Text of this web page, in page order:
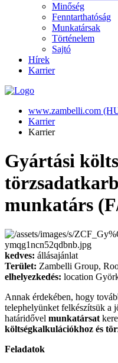
Minőség
Fenntarthatóság
Munkatársak
Történelem
Sajtó
Hírek
Karrier
www.zambelli.com
Karrier
Karrier
Gyártási
munkatárs
kedves: állásajánlat
Terület: Zambelli Group,
elhelyezkedés: location
Annak érdekében, hogy
telephelyünket felkészítsük a
határidővel munkatársat
költségkalkulációkhoz és
Feladatok